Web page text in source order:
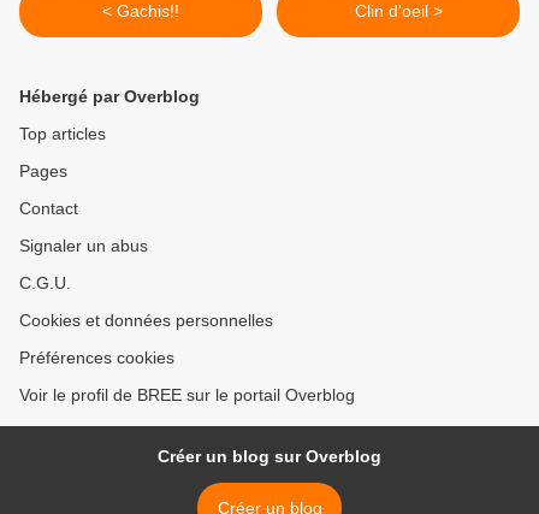
< Gachis!! Clin d'oeil >
Hébergé par Overblog
Top articles
Pages
Contact
Signaler un abus
C.G.U.
Cookies et données personnelles
Préférences cookies
Voir le profil de BREE sur le portail Overblog
Créer un blog sur Overblog
Créer un blog